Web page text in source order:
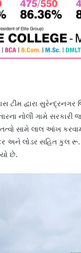
ટીમ દ્વારા સુરેન્દ્રનગર
નોલી ગામે સરકારી
સામે લાલ આંખ
અને લોડર સહિત કુલ
છે.